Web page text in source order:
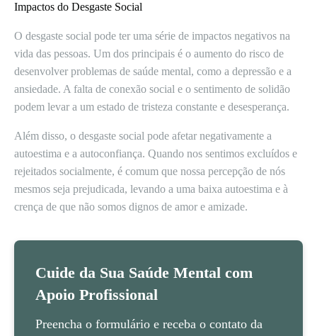
Impactos do Desgaste Social
O desgaste social pode ter uma série de impactos negativos na
vida das pessoas. Um dos principais é o aumento do risco de
desenvolver problemas de saúde mental, como a depressão e a
ansiedade. A falta de conexão social e o sentimento de solidão
podem levar a um estado de tristeza constante e desesperança.
Além disso, o desgaste social pode afetar negativamente a
autoestima e a autoconfiança. Quando nos sentimos excluídos e
rejeitados socialmente, é comum que nossa percepção de nós
mesmos seja prejudicada, levando a uma baixa autoestima e à
crença de que não somos dignos de amor e amizade.
Cuide da Sua Saúde Mental com
Apoio Profissional
Preencha o formulário e receba o contato da